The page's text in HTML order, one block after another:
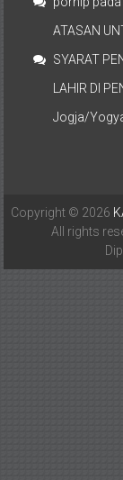
ATASAN
SYARAT
LAHIR DI
Jogja/
Copyright © 2026
All rights